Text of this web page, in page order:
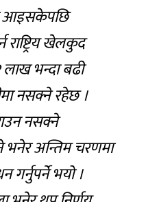
आइसकेपछि
राष्ट्रिय खेलकुद
लाख भन्दा बढी
नसक्ने रहेछ ।
नसक्ने
अन्तिम चरणमा
भयो ।